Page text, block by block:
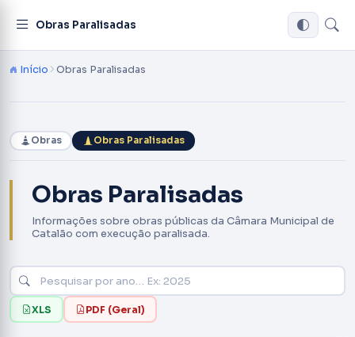
Obras Paralisadas
Início Obras Paralisadas
Obras Obras Paralisadas
Obras Paralisadas
Informações sobre obras públicas da Câmara Municipal de
Catalão com execução paralisada.
XLS PDF (Geral)